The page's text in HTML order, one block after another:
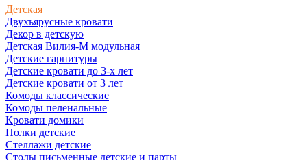
Детская
Двухъярусные кровати
Декор в детскую
Детская Вилия-М модульная
Детские гарнитуры
Детские кровати до 3-х лет
Детские кровати от 3 лет
Комоды классические
Комоды пеленальные
Кровати домики
Полки детские
Стеллажи детские
Столы письменные детские и парты